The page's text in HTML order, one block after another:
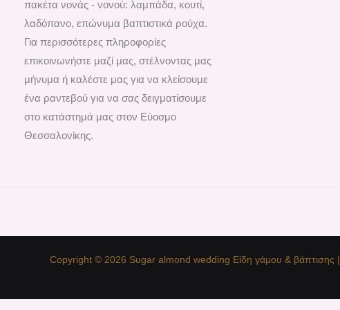
πακέτα νονάς - νονού: λαμπάδα, κουτί,
λαδόπανο, επώνυμα βαπτιστικά ρούχα.
Για περισσότερες πληροφορίες
επικοινωνήστε μαζί μας, στέλνοντας μας
μήνυμα ή καλέστε μας για να κλείσουμε
ένα ραντεβού για να σας δειγματίσουμε
στο κατάστημά μας στον Εύοσμο
Θεσσαλονίκης.
Copyright © 2026 Sugar almond wedding Είδη γάμου & βάπτισης |